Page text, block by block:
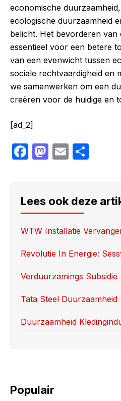
economische
ecologische duurzaamheid
belicht. Het bevorderen van
essentieel voor een betere
van een evenwicht tussen
sociale rechtvaardigheid en
we samenwerken om een
creëren voor de huidige en
[ad_2]
F
e
b
o
o
M
o
d
o
n
E
e
Lees ook deze
WTW Installatie
Revolutie In Energie:
Verduurzamings Subsidie
Tata Steel Duurzaamheid
Duurzaamheid
Populair